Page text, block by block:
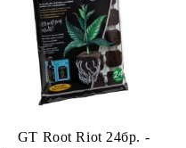
GT Root Riot 24бр. -